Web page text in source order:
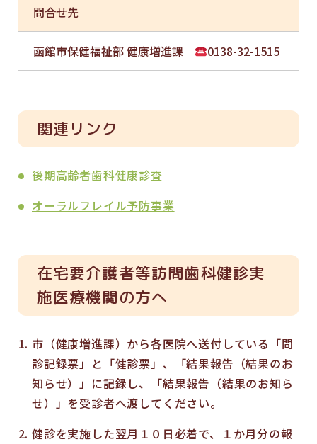
問合せ先
函館市保健福祉部 健康増進課 0138-32-1515
関連リンク
後期高齢者歯科健康診査
オーラルフレイル予防事業
在宅要介護者等訪問歯科健診実
施医療機関の方へ
市（健康増進課）から各医院へ送付している「問
診記録票」と「健診票」、「結果報告（結果のお
知らせ）」に記録し、「結果報告（結果のお知ら
せ）」を受診者へ渡してください。
健診を実施した翌月１０日必着で、１か月分の報